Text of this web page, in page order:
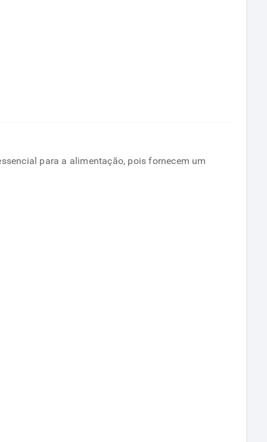
para a alimentação, pois fornecem um